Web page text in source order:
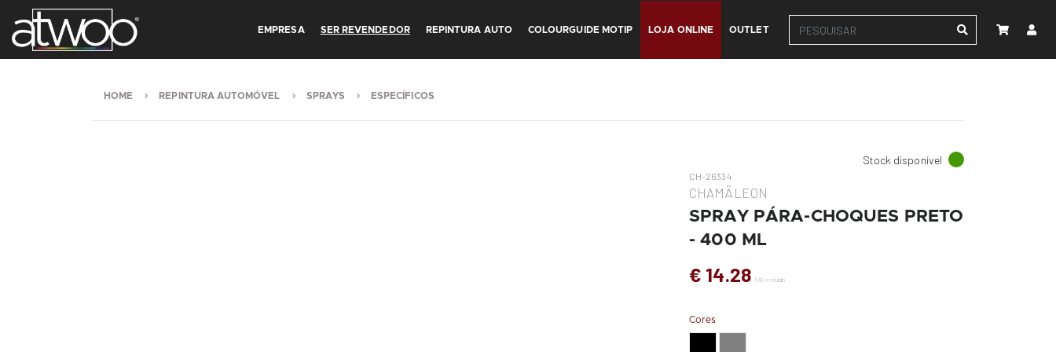
EMPRESA SER REVENDEDOR REPINTURA AUTO COLOURGUIDE MOTIP LOJA ONLINE OUTLET
HOME REPINTURA AUTOMÓVEL SPRAYS ESPECÍFICOS
Stock disponível
CH-26334
CHAMÄLEON
SPRAY PÁRA-CHOQUES PRETO
- 400 ML
€ 14.28 IVA incluído
Cores